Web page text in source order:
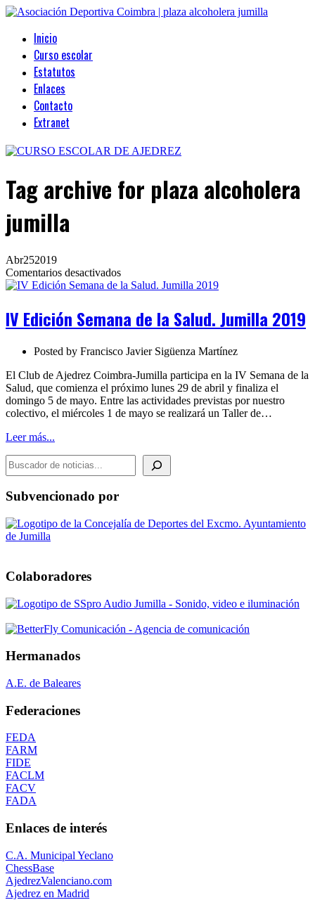
Inicio
Curso escolar
Estatutos
Enlaces
Contacto
Extranet
Tag archive for plaza alcoholera
jumilla
Abr252019
Comentarios desactivadosen
IV
de
Salud.
2019
IV Edición Semana de la Salud. Jumilla 2019
Posted by Francisco Javier Sigüenza Martínez
El Club de Ajedrez Coimbra-Jumilla participa en la IV Semana de la
Salud, que comienza el próximo lunes 29 de abril y finaliza el
domingo 5 de mayo. Entre las actividades previstas por nuestro
colectivo, el miércoles 1 de mayo se realizará un Taller de…
Leer más...
BUSCADOR DE NOTICIAS
Subvencionado por
Colaboradores
Hermanados
A.E. de Baleares
Federaciones
FEDA
FARM
FIDE
FACLM
FACV
FADA
Enlaces de interés
C.A. Municipal Yeclano
ChessBase
AjedrezValenciano.com
Ajedrez en Madrid